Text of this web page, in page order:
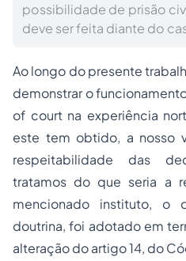
possibilidade de prisão
deve ser feita diante do
Ao longo do presente
demonstrar o
of court na experiência
este tem obtido, a nosso
respeitabilidade das
tratamos do que seria a
mencionado instituto, o
doutrina, foi adotado em
alteração do artigo 14, do